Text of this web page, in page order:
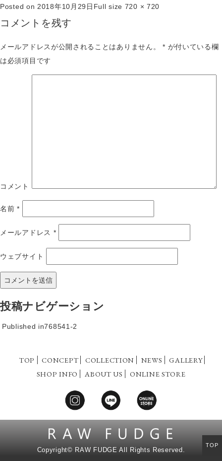
Posted on 2018年10月29日 Full size 720 × 720
コメントを残す
メールアドレスが公開されることはありません。 * が付いている欄
は必須項目です
コメント
名前*
メールアドレス *
ウェブサイト
投稿ナビゲーション
Published in768541-2
TOP CONCEPT COLLECTION NEWS
GALLERY
SHOP INFO
ABOUT US ONLINE STORE
Copyright© RAW FUDGE All Rights Reserved.
TOP